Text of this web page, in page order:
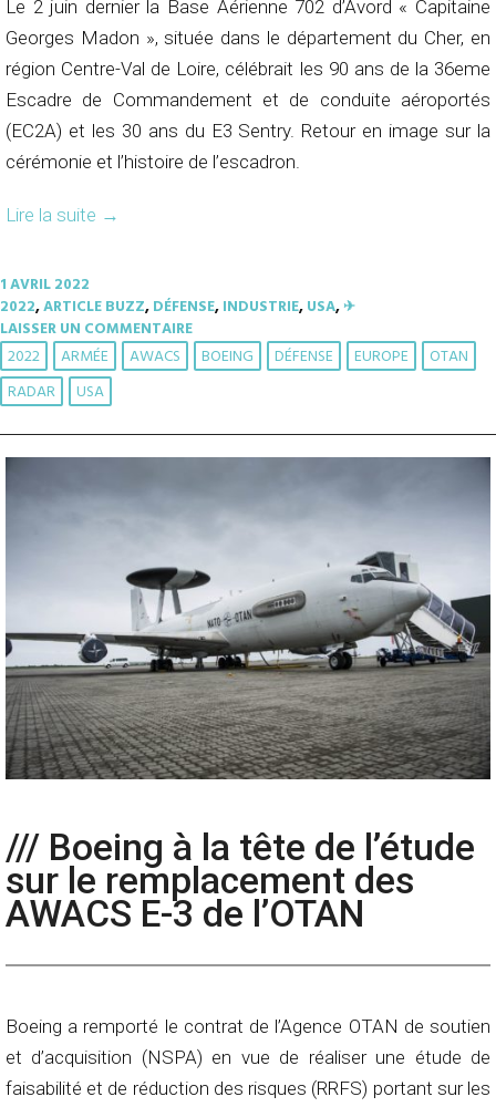
Le 2 juin dernier la Base Aérienne 702 d’Avord « Capitaine
Georges Madon », située dans le département du Cher, en
région Centre-Val de Loire, célébrait les 90 ans de la 36eme
Escadre de Commandement et de conduite aéroportés
(EC2A) et les 30 ans du E3 Sentry. Retour en image sur la
cérémonie et l’histoire de l’escadron.
Lire la suite →
1 AVRIL 2022
2022,ARTICLE BUZZ,DÉFENSE,INDUSTRIE,USA,✈︎
LAISSER UN COMMENTAIRE
2022 ARMÉE AWACS BOEING DÉFENSE EUROPE
OTAN
RADAR
USA
/// Boeing à la tête de l’étude
sur le remplacement des
AWACS E-3 de l’OTAN
Boeing a remporté le contrat de l’Agence OTAN de soutien
et d’acquisition (NSPA) en vue de réaliser une étude de
faisabilité et de réduction des risques (RRFS) portant sur les